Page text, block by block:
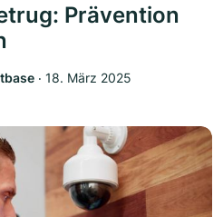
Prävention
‧ 18. März 2025